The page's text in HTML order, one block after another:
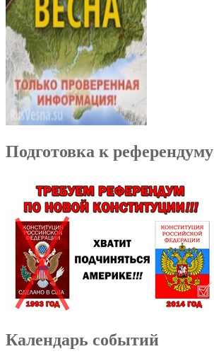
Подготовка к референдуму
Календарь событий